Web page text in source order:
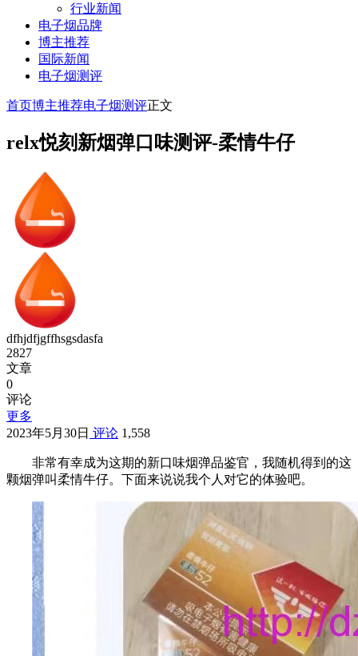
行业新闻
电子烟品牌
博主推荐
国际新闻
电子烟测评
首页博主推荐电子烟测评正文
relx悦刻新烟弹口味测评-柔情牛仔
dfhjdfjgffhsgsdasfa
2827
文章
0
评论
更多
2023年5月30日 评论 1,558
非常有幸成为这期的新口味烟弹品鉴官，我随机得到的这
颗烟弹叫柔情牛仔。下面来说说我个人对它的体验吧。